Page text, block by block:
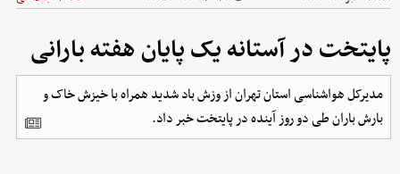
پایتخت در آستانه یک پایان هفته بارانی
مدیرکل هواشناسی استان تهران از وزش باد شدید همراه با خیزش خاک و
بارش باران طی دو روز آینده در پایتخت خبر داد.